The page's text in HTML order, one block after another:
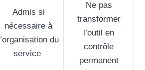
Admis si
nécessaire à
l’organisation du
service
Ne pas
transformer
l’outil en
contrôle
permanent